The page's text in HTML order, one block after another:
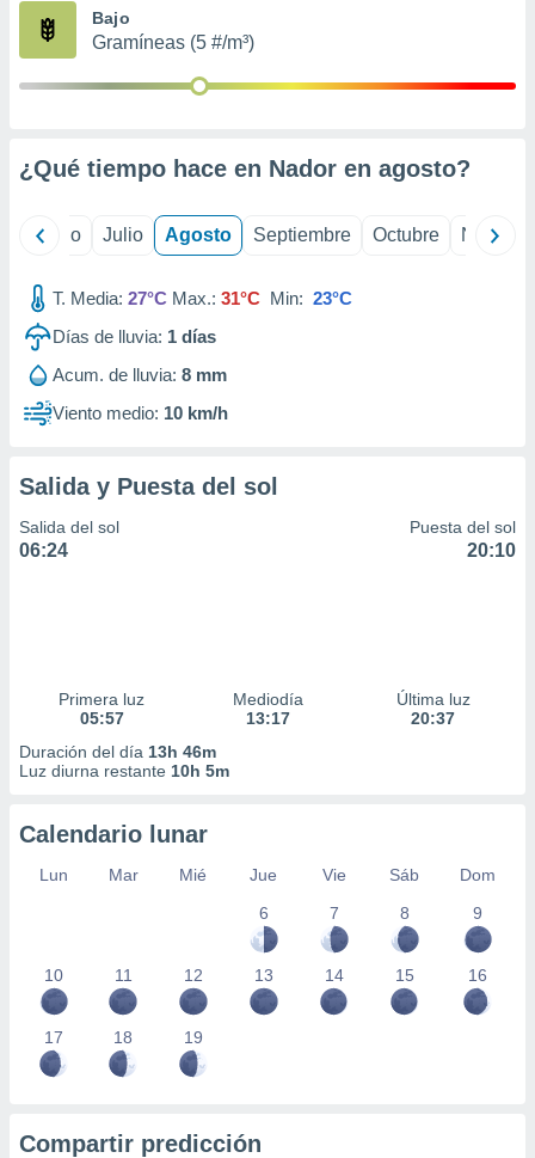
publicidad
publicidad
1199
Bajo
Gramíneas (5 #/m³)
¿Qué tiempo hace en Nador en agosto?
Junio Julio Agosto Septiembre Octubre
T. Media: 27°C Max.: 31°C Min: 23°C
Días de lluvia: 1 días
Acum. de lluvia: 8 mm
Viento medio: 10 km/h
Salida y Puesta del sol
Salida del sol
06:24
Puesta del sol
20:10
Primera luz
05:57
Mediodía
13:17
Última luz
20:37
Duración del día 13h 46m
Luz diurna restante 10h 5m
Calendario lunar
Lun Mar Mié Jue Vie Sáb
Dom
6
7 8 9
10 11 12 13 14 15 16
17 18 19
Compartir predicción